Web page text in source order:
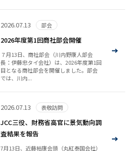
2026.07.13 部会
2026年度第1回商社部会開催
７月13日、商社部会（川内野康人部会
長：伊藤忠タイ会社）は、2026年度第1回
目となる商社部会を開催しました。部会
では、川内...
2026.07.13 表敬訪問
JCC三役、財務省高官に景気動向調
査結果を報告
7月13日、近藤裕康会頭（丸紅泰国会社）